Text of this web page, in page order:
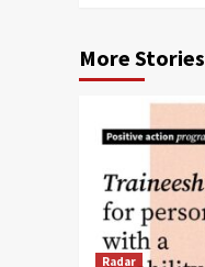
More Stories
Radar